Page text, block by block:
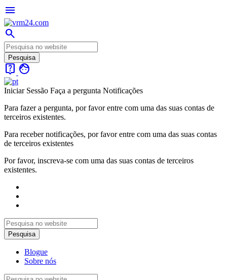
menu
search
live_help face
Iniciar Sessão Faça a pergunta Notificações
Para fazer a pergunta, por favor entre com uma das suas contas de
terceiros existentes.
Para receber notificações, por favor entre com uma das suas contas
de terceiros existentes
Por favor, inscreva-se com uma das suas contas de terceiros
existentes.
Blogue
Sobre nós